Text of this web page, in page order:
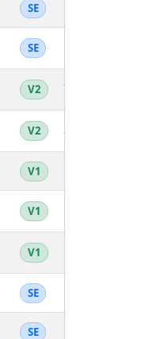
SE
SE
V2 7
V2 8
V1
V1
V1
SE
SE